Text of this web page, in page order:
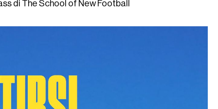
di The School of New Football